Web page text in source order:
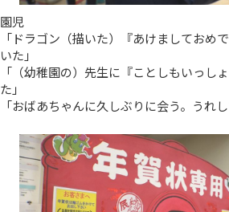
園児
「ドラゴン（描いた）『あけましておめ
いた」
「（幼稚園の）先生に『ことしもいっし
た」
「おばあちゃんに久しぶりに会う。うれし